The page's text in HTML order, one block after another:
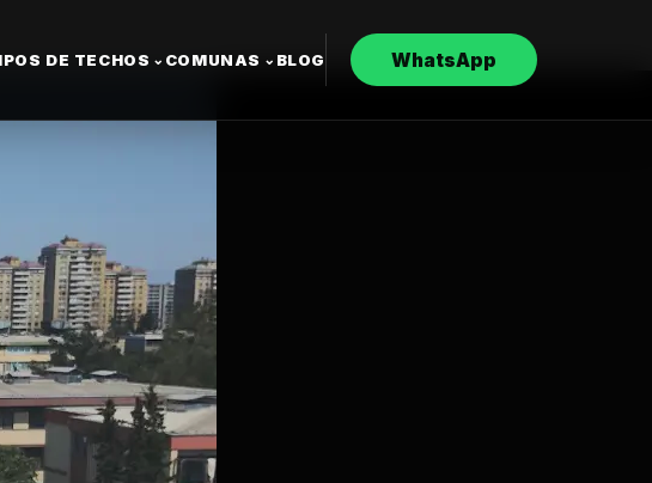
DE TECHOS ⌄ COMUNAS ⌄ BLOG WhatsApp